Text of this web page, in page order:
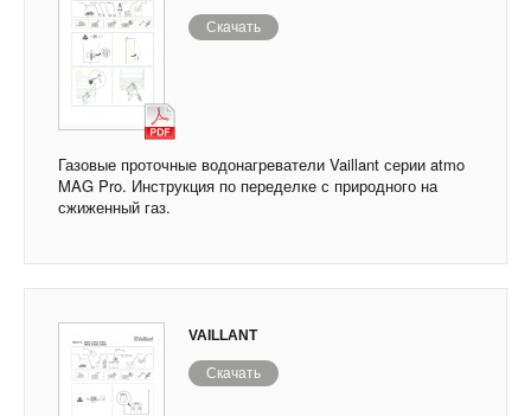
Скачать
Газовые проточные водонагреватели Vaillant серии atmo
MAG Pro. Инструкция по переделке с природного на
сжиженный газ.
VAILLANT
Скачать